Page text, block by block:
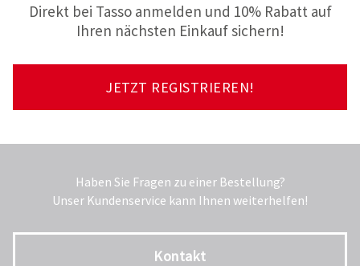
Direkt bei Tasso anmelden und 10% Rabatt auf
Ihren nächsten Einkauf sichern!
JETZT REGISTRIEREN!
Haben Sie Fragen zu einer Bestellung?
Unser Kundenservice kann Ihnen weiterhelfen!
Kontakt